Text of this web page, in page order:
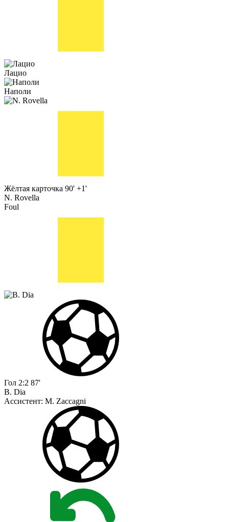
Лацио
Наполи
Жёлтая карточка 90' +1'
N. Rovella
Foul
Гол 2:2 87'
B. Dia
Ассистент: M. Zaccagni